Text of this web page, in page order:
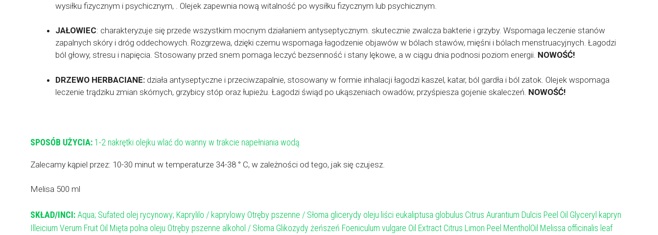
wysiłku fizycznym i psychicznym, . Olejek zapewnia nową witalność po wysiłku fizycznym lub psychicznym.
JAŁOWIEC: charakteryzuje się przede wszystkim mocnym działaniem antyseptycznym. skutecznie zwalcza bakterie i grzyby. Wspomaga leczenie stanów
zapalnych skóry i dróg oddechowych. Rozgrzewa, dzięki czemu wspomaga łagodzenie objawów w bólach stawów, mięśni i bólach menstruacyjnych. Łagodzi
ból głowy, stresu i napięcia. Stosowany przed snem pomaga leczyć bezsenność i stany lękowe, a w ciągu dnia podnosi poziom energii. NOWOŚĆ!
DRZEWO HERBACIANE: działa antyseptyczne i przeciwzapalnie, stosowany w formie inhalacji łagodzi kaszel, katar, ból gardła i ból zatok. Olejek wspomaga
leczenie trądziku zmian skórnych, grzybicy stóp oraz łupieżu. Łagodzi świąd po ukąszeniach owadów, przyśpiesza gojenie skaleczeń. NOWOŚĆ!
SPOSÓB UŻYCIA: 1-2 nakrętki olejku wlać do wanny w trakcie napełniania wodą.
Zalecamy kąpiel przez: 10-30 minut w temperaturze 34-38 ° C, w zależności od tego, jak się czujesz.
Melisa 500 ml
SKŁAD/INCI: Aqua; Sufated olej rycynowy; Kaprylilo / kaprylowy Otręby pszenne / Słoma glicerydy oleju liści eukaliptusa globulus Citrus Aurantium Dulcis Peel Oil Glyceryl kapryn
Illeicium Verum Fruit Oil Mięta polna oleju Otręby pszenne alkohol / Słoma Glikozydy żeńszeń Foeniculum vulgare Oil Extract Citrus Limon Peel MentholOil Melissa officinalis leaf